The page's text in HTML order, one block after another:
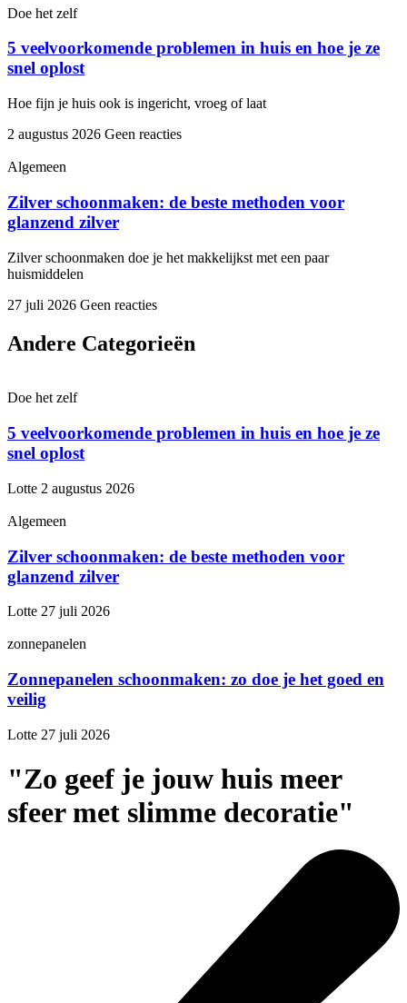
Doe het zelf
5 veelvoorkomende problemen in huis en hoe je ze
snel oplost
Hoe fijn je huis ook is ingericht, vroeg of laat
2 augustus 2026 Geen reacties
Algemeen
Zilver schoonmaken: de beste methoden voor
glanzend zilver
Zilver schoonmaken doe je het makkelijkst met een paar
huismiddelen
27 juli 2026 Geen reacties
Andere Categorieën
Doe het zelf
5 veelvoorkomende problemen in huis en hoe je ze
snel oplost
Lotte 2 augustus 2026
Algemeen
Zilver schoonmaken: de beste methoden voor
glanzend zilver
Lotte 27 juli 2026
zonnepanelen
Zonnepanelen schoonmaken: zo doe je het goed en
veilig
Lotte 27 juli 2026
"Zo geef je jouw huis meer
sfeer met slimme decoratie"